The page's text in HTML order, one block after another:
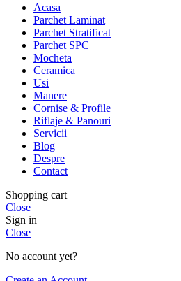
Acasa
Parchet Laminat
Parchet Stratificat
Parchet SPC
Mocheta
Ceramica
Usi
Manere
Cornise & Profile
Riflaje & Panouri
Servicii
Blog
Despre
Contact
Shopping cart
Close
Sign in
Close
No account yet?